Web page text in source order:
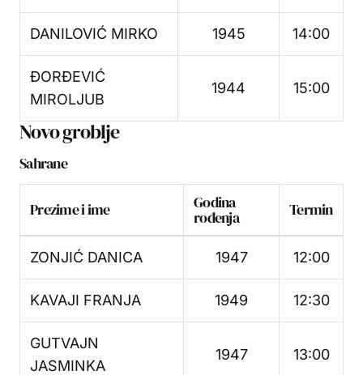
DANILOVIĆ MIRKO 1945 14:00
ĐORĐEVIĆ
MIROLJUB
1944 15:00
Novo groblje
Sahrane
Prezime i ime Godina
rođenja Termin
ZONJIĆ DANICA 1947 12:00
KAVAJI FRANJA 1949 12:30
GUTVAJN
JASMINKA
1947 13:00